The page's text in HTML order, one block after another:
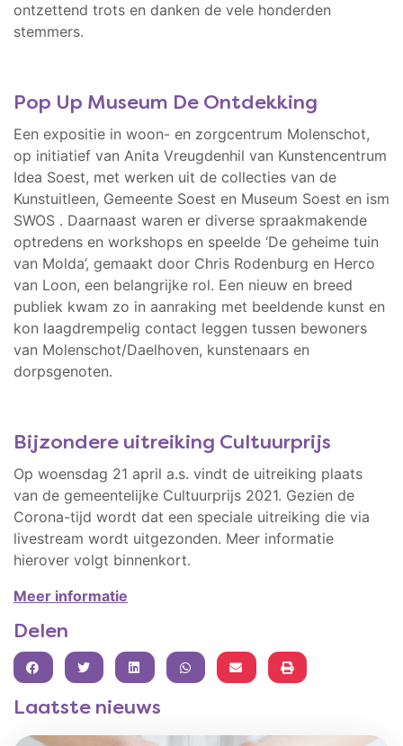
ontzettend trots en danken de vele honderden
stemmers.
Pop Up Museum De Ontdekking
Een expositie in woon- en zorgcentrum Molenschot,
op initiatief van Anita Vreugdenhil van Kunstencentrum
Idea Soest, met werken uit de collecties van de
Kunstuitleen, Gemeente Soest en Museum Soest en ism
SWOS . Daarnaast waren er diverse spraakmakende
optredens en workshops en speelde ‘De geheime tuin
van Molda’, gemaakt door Chris Rodenburg en Herco
van Loon, een belangrijke rol. Een nieuw en breed
publiek kwam zo in aanraking met beeldende kunst en
kon laagdrempelig contact leggen tussen bewoners
van Molenschot/Daelhoven, kunstenaars en
dorpsgenoten.
Bijzondere uitreiking Cultuurprijs
Op woensdag 21 april a.s. vindt de uitreiking plaats
van de gemeentelijke Cultuurprijs 2021. Gezien de
Corona-tijd wordt dat een speciale uitreiking die via
livestream wordt uitgezonden. Meer informatie
hierover volgt binnenkort.
Meer informatie
Delen
FACEBOOKTWITTERLINKEDINWHATSAPP
Laatste nieuws